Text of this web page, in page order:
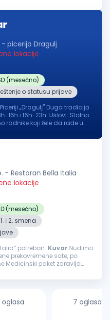
- picerija Dragulj
lokacije
(mesečno)
o statusu prijave
Piceriji „Dragulj" Duga tradicija
i 16h-23h. Uslovi: Stalno
- Restoran Bella Italia
lokacije
(mesečno)
1. i 2. smena
potreban: Kuvar Nudimo:
prekovremene sate, po
Medicinski paket zdravlja
oglasa 7 oglasa